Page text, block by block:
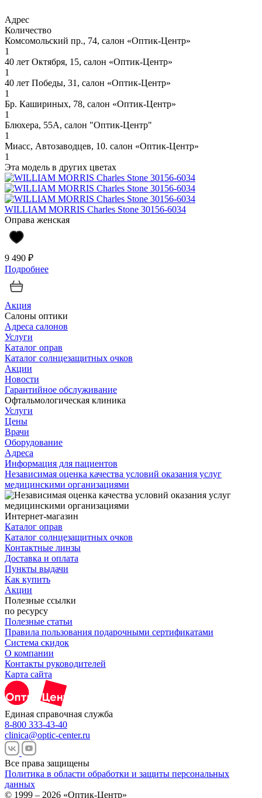
Адрес
Количество
Комсомольский пр., 74, салон «Оптик-Центр»
1
40 лет Октября, 15, салон «Оптик-Центр»
1
40 лет Победы, 31, салон «Оптик-Центр»
1
Бр. Кашириных, 78, салон «Оптик-Центр»
1
Блюхера, 55А, салон "Оптик-Центр"
1
Миасс, Автозаводцев, 10. салон «Оптик-Центр»
1
Эта модель в других цветах
WILLIAM MORRIS Charles Stone 30156-6034
Оправа женская
9 490 ₽
Подробнее
Акция
Салоны оптики
Адреса салонов
Услуги
Каталог оправ
Каталог солнцезащитных очков
Акции
Новости
Гарантийное обслуживание
Офтальмологическая клиника
Услуги
Цены
Врачи
Оборудование
Адреса
Информация для пациентов
Независимая оценка качества условий оказания услуг
медицинскими организациями
Интернет-магазин
Каталог оправ
Каталог солнцезащитных очков
Контактные линзы
Доставка и оплата
Пункты выдачи
Как купить
Акции
Полезные ссылки
по ресурсу
Полезные статьи
Правила пользования подарочными сертификатами
Система скидок
О компании
Контакты руководителей
Карта сайта
Единая справочная служба
8-800 333-43-40
clinica@optic-center.ru
Все права защищены
Политика в области обработки и защиты персональных
данных
© 1999 – 2026 «Оптик-Центр»